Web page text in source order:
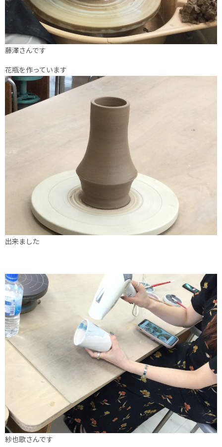
藤澤さんです
花瓶を作っています
出来ました
紗也歌さんです